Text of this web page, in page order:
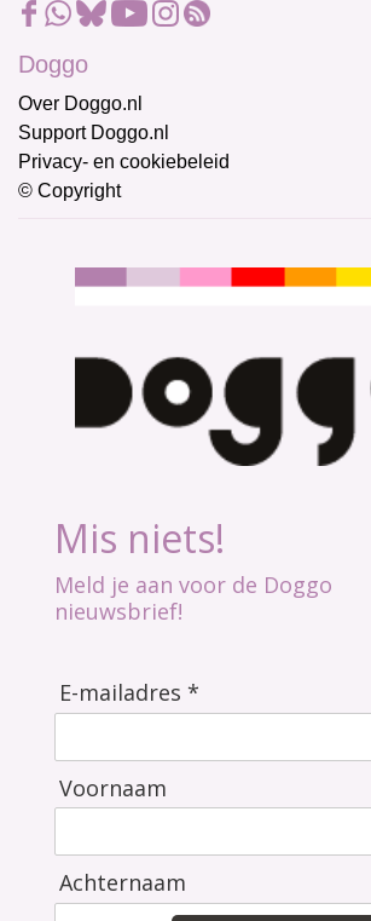
Doggo
Over Doggo.nl
Support Doggo.nl
Privacy- en cookiebeleid
© Copyright
Mis niets!
Meld je aan voor de Doggo
nieuwsbrief!
E-mailadres *
Voornaam
Achternaam